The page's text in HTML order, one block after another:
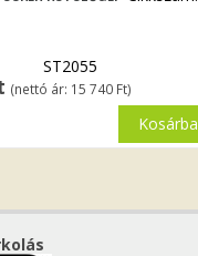
(nettó ár: 15 740 Ft)
ST2055
Kosárba